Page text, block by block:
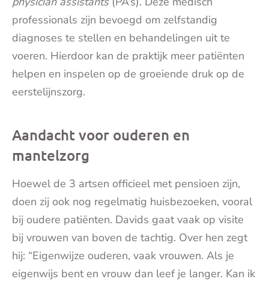
professionals zijn bevoegd om zelfstandig
diagnoses te stellen en behandelingen uit te
voeren. Hierdoor kan de praktijk meer patiënten
helpen en inspelen op de groeiende druk op de
eerstelijnszorg.
Aandacht voor ouderen en
mantelzorg
Hoewel de 3 artsen officieel met pensioen zijn,
doen zij ook nog regelmatig huisbezoeken, vooral
bij oudere patiënten. Davids gaat vaak op visite
bij vrouwen van boven de tachtig. Over hen zegt
hij: “Eigenwijze ouderen, vaak vrouwen. Als je
eigenwijs bent en vrouw dan leef je langer. Kan ik